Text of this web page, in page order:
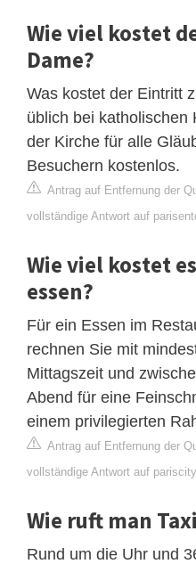
Wie viel kostet
Dame?
Was kostet der Eintritt
üblich bei katholischen
der Kirche für alle
Besuchern kostenlos.
Antrag auf Entfernung der
vollständige Antwort auf
Wie viel kostet
essen?
Für ein Essen im
rechnen Sie mit
Mittagszeit und
Abend für eine
einem privilegierten
Antrag auf Entfernung der
vollständige Antwort auf
Wie ruft man
Rund um die Uhr und